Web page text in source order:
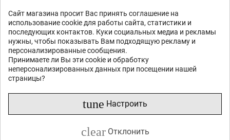
Сайт магазина просит Вас принять соглашение на
использование cookie для работы сайта, статистики и
последующих контактов. Куки социальных медиа и рекламы
нужны, чтобы показывать Вам подходящую рекламу и
персонализированные сообщения.
Принимаете ли Вы эти cookie и обработку
неперсонализированных данных при посещении нашей
страницы?
tune Настроить
clear Отклонить
или спросите
Какие функции? Есть в наличии? Акции и скидки?
Какие отзывы?
Описание продукта
Benro filtrs UD UV SC 82mm